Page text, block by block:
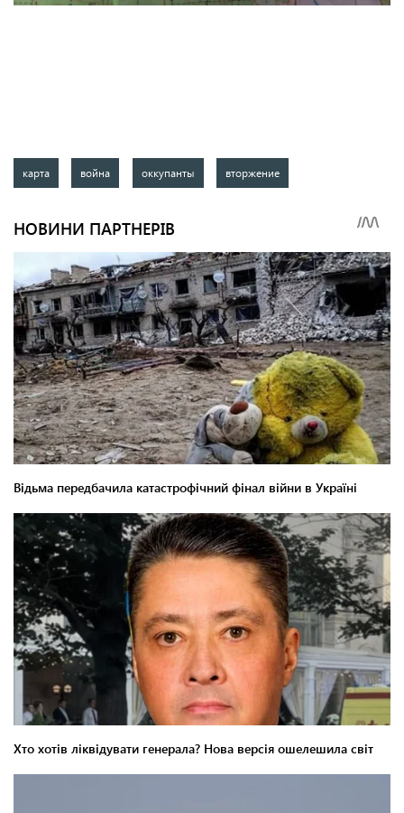
карта война оккупанты вторжение